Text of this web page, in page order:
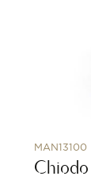
MAN13100